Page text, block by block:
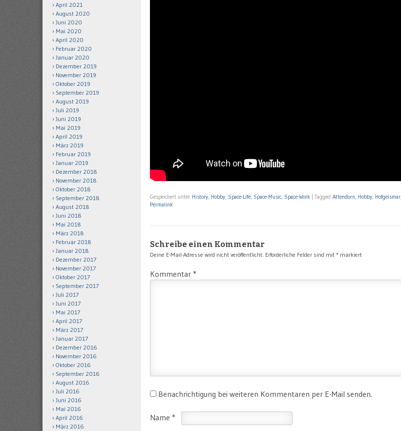
Gespeichert unter History Hobby Space-Life Space-Music Space-Work Tagged Attendorn Hobby Hofgeismar
Permalink
Schreibe einen Kommentar
Deine E-Mail-Adresse wird nicht veröffentlicht. Erforderliche Felder sind mit * markiert
Kommentar *
Benachrichtigung bei weiteren Kommentaren per E-Mail senden.
Name *
April 2021
August 2020
Juni 2020
Mai 2020
April 2020
Februar 2020
Januar 2020
Dezember 2019
November 2019
Oktober 2019
September 2019
August 2019
Juli 2019
Juni 2019
Mai 2019
April 2019
März 2019
Februar 2019
Januar 2019
Dezember 2018
November 2018
Oktober 2018
September 2018
August 2018
Juni 2018
Mai 2018
März 2018
Februar 2018
Januar 2018
Dezember 2017
November 2017
Oktober 2017
September 2017
Juli 2017
Juni 2017
Mai 2017
April 2017
März 2017
Januar 2017
Dezember 2016
November 2016
Oktober 2016
September 2016
August 2016
Juli 2016
Juni 2016
Mai 2016
April 2016
März 2016